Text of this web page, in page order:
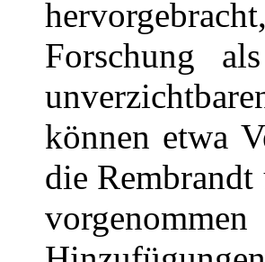
Forschung
können etwa
die